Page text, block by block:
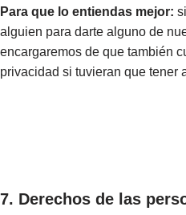
Para que lo entiendas mejor:
alguien para darte alguno de
encargaremos de que también
privacidad si tuvieran que tener
7. Derechos de las